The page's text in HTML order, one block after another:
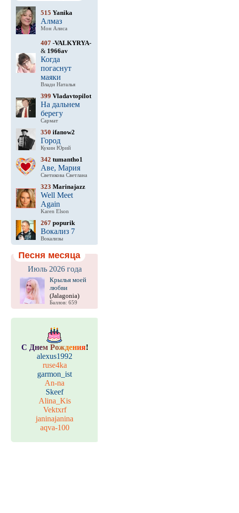
515 Yanika
Алмаз
Мон Алиса
407-VALKYRYA-
& 1966av
Когда
погаснут
маяки
Влади Наталья
399 Vladavtopilot
На дальнем
берегу
Сармат
350 ifanow2
Город
Кукин Юрий
342 tumantho1
Аве, Мария
Светикова Светлана
323 Marinajazz
Well Meet
Again
Karen Elson
267popurik
Вокализ 7
Вокализы
Песня месяца
Июль 2026 года
Крылья моей
любви
(Jalagonia)
Баллов: 659
С Днем Рождения!
alexus1992
ruse4ka
garmon_ist
An-na
Skeef
Alina_Kis
Vektxrf
janinajanina
aqva-100